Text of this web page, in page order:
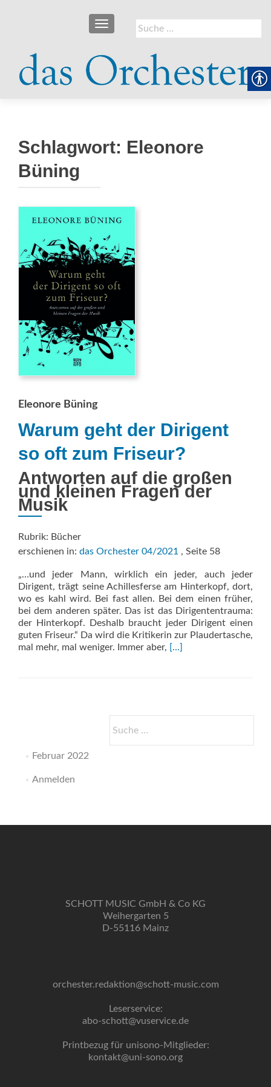
Suche
nach:
SCHALTE NAVIGATION
Schlagwort: Eleonore
Büning
Eleonore Büning
Warum geht der Dirigent
so oft zum Friseur?
Antworten auf die großen
und kleinen Fragen der
Musik
Rubrik: Bücher
erschienen in: das Orchester 04/2021 , Seite 58
„…und jeder Mann, wirklich ein jeder, auch jeder
Dirigent, trägt seine Achillesferse am Hinterkopf, dort,
wo es kahl wird. Bei fast allen. Bei dem einen früher,
bei dem anderen später. Das ist das Dirigententrauma:
der Hinterkopf. Deshalb braucht jeder Dirigent einen
guten Friseur.“ Da wird die Kritikerin zur Plaudertasche,
mal mehr, mal weniger. Immer aber, Read
oft
[…]
nach:
Februar 2022
Anmelden
SCHOTT MUSIC GmbH & Co KG
Weihergarten 5
D-55116 Mainz
orchester.redaktion@schott-music.com
Leserservice:
abo-schott@vuservice.de
Printbezug für unisono-Mitglieder:
kontakt@uni-sono.org